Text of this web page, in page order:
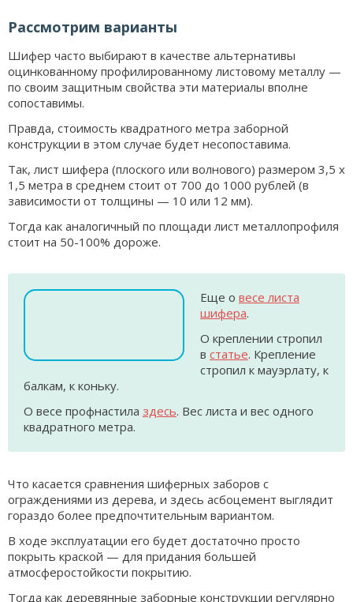
Рассмотрим варианты
Шифер часто выбирают в качестве альтернативы
оцинкованному профилированному листовому металлу —
по своим защитным свойства эти материалы вполне
сопоставимы.
Правда, стоимость квадратного метра заборной
конструкции в этом случае будет несопоставима.
Так, лист шифера (плоского или волнового) размером 3,5 х
1,5 метра в среднем стоит от 700 до 1000 рублей (в
зависимости от толщины — 10 или 12 мм).
Тогда как аналогичный по площади лист металлопрофиля
стоит на 50-100% дороже.
Еще о весе листа
шифера.
О креплении стропил
в статье. Крепление
стропил к мауэрлату, к
балкам, к коньку.
О весе профнастила здесь. Вес листа и вес одного
квадратного метра.
Что касается сравнения шиферных заборов с
ограждениями из дерева, и здесь асбоцемент выглядит
гораздо более предпочтительным вариантом.
В ходе эксплуатации его будет достаточно просто
покрыть краской — для придания большей
атмосферостойкости покрытию.
Тогда как деревянные заборные конструкции регулярно